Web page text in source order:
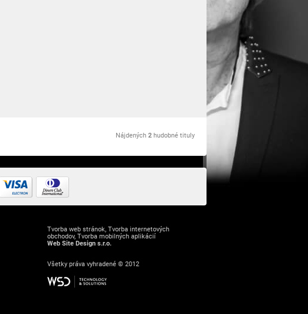
Nájdených 2 hudobné tituly
Tvorba web stránok, Tvorba internetových
obchodov, Tvorba mobilných aplikácií
Web Site Design s.r.o.
Všetky práva vyhradené © 2012